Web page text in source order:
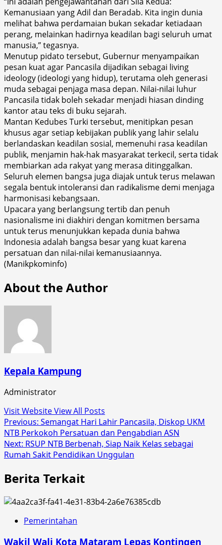
Kemanusiaan yang Adil dan Beradab. Kita ingin dunia
melihat bahwa perdamaian bukan sekadar ketiadaan
perang, melainkan hadirnya keadilan bagi seluruh umat
manusia,” tegasnya.
Menutup pidato tersebut, Gubernur menyampaikan
pesan kuat agar Pancasila dijadikan sebagai living
ideology (ideologi yang hidup), terutama oleh generasi
muda sebagai penjaga masa depan. Nilai-nilai luhur
Pancasila tidak boleh sekadar menjadi hiasan dinding
kantor atau teks di buku sejarah.
Mantan Kedubes Turki tersebut, menitipkan pesan
khusus agar setiap kebijakan publik yang lahir selalu
berlandaskan keadilan sosial, memenuhi rasa keadilan
publik, menjamin hak-hak masyarakat terkecil, serta tidak
membiarkan ada rakyat yang merasa ditinggalkan.
Seluruh elemen bangsa juga diajak untuk terus melawan
segala bentuk intoleransi dan radikalisme demi menjaga
harmonisasi kebangsaan.
Upacara yang berlangsung tertib dan penuh
nasionalisme ini diakhiri dengan komitmen bersama
untuk terus menunjukkan kepada dunia bahwa
Indonesia adalah bangsa besar yang kuat karena
persatuan dan nilai-nilai kemanusiaannya.
(Manikpkominfo)
About the Author
Kepala Kampung
Administrator
Visit WebsiteView All Posts
Post
navigation
Previous: Semangat Hari Lahir Pancasila, Diskop UKM
NTB Perkokoh Persatuan dan Pengabdian ASN
Next: RSUP NTB Berbenah, Siap Naik Kelas sebagai
Rumah Sakit Pendidikan Unggulan
Berita Terkait
Pemerintahan
Wakil Wali Kota Mataram Lepas Kontingen